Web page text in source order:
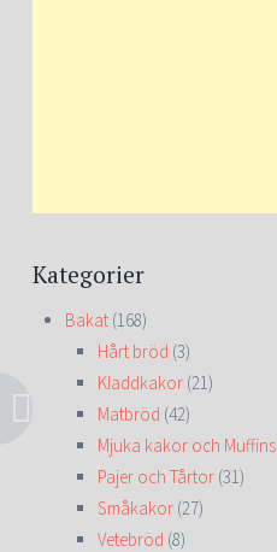
Kategorier
Bakat (168)
Hårt bröd (3)
Kladdkakor (21)
Matbröd (42)
Mjuka kakor och Muffins
Pajer och Tårtor (31)
Småkakor (27)
Vetebröd (8)